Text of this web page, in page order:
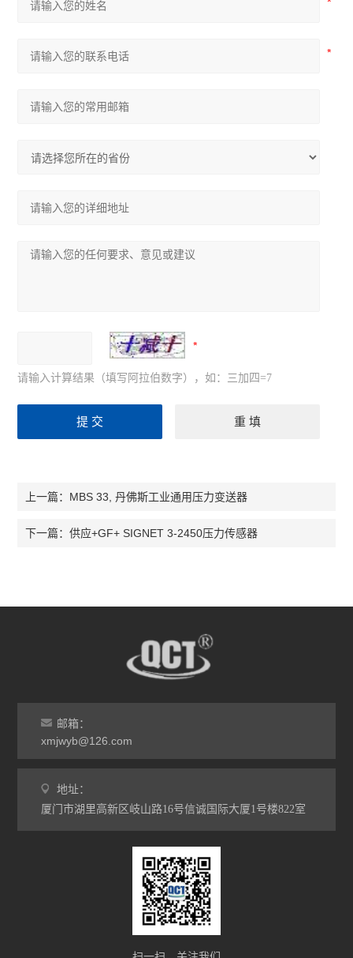
请输入计算结果（填写阿拉伯数字），如：三加四=7
上一篇： MBS 33, 丹佛斯工业通用压力变送器
下一篇：供应+GF+ SIGNET 3-2450压力传感器
邮箱：
xmjwyb@126.com
地址：
厦门市湖里高新区岐山路16号信诚国际大厦1号楼822室